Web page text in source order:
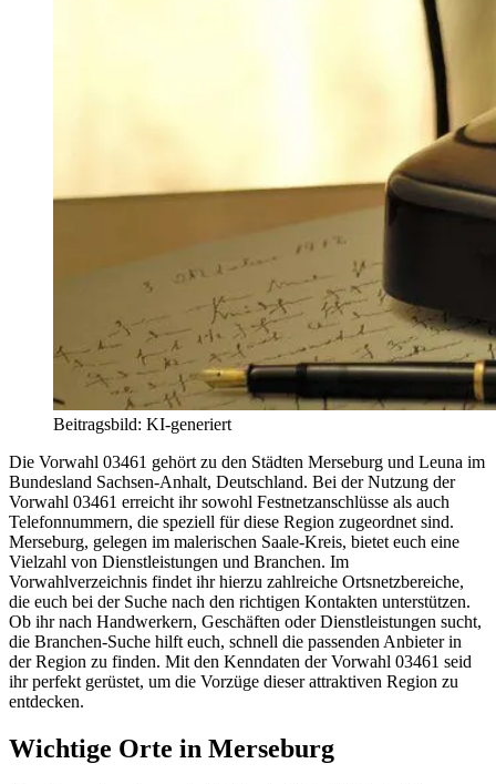
Beitragsbild: KI-generiert
Die Vorwahl 03461 gehört zu den Städten Merseburg und Leuna im
Bundesland Sachsen-Anhalt, Deutschland. Bei der Nutzung der
Vorwahl 03461 erreicht ihr sowohl Festnetzanschlüsse als auch
Telefonnummern, die speziell für diese Region zugeordnet sind.
Merseburg, gelegen im malerischen Saale-Kreis, bietet euch eine
Vielzahl von Dienstleistungen und Branchen. Im
Vorwahlverzeichnis findet ihr hierzu zahlreiche Ortsnetzbereiche,
die euch bei der Suche nach den richtigen Kontakten unterstützen.
Ob ihr nach Handwerkern, Geschäften oder Dienstleistungen sucht,
die Branchen-Suche hilft euch, schnell die passenden Anbieter in
der Region zu finden. Mit den Kenndaten der Vorwahl 03461 seid
ihr perfekt gerüstet, um die Vorzüge dieser attraktiven Region zu
entdecken.
Wichtige Orte in Merseburg